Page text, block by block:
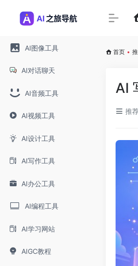
AI图像工具
AI对话聊天
AI音频工具
AI视频工具
AI设计工具
AI写作工具
AI办公工具
AI编程工具
AI学习网站
AIGC教程
首页 •
AI
推